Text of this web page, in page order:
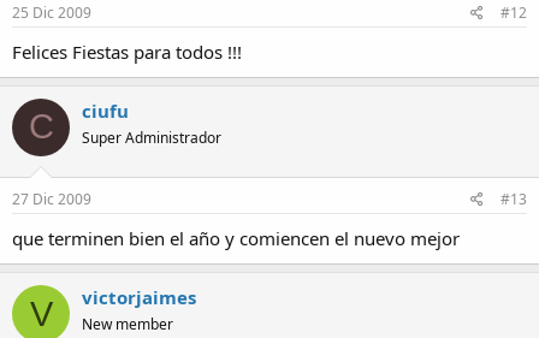
25 Dic 2009 #12
Felices Fiestas para todos !!!
C ciufu
Super Administrador
27 Dic 2009 #13
que terminen bien el año y comiencen el nuevo mejor
V victorjaimes
New member